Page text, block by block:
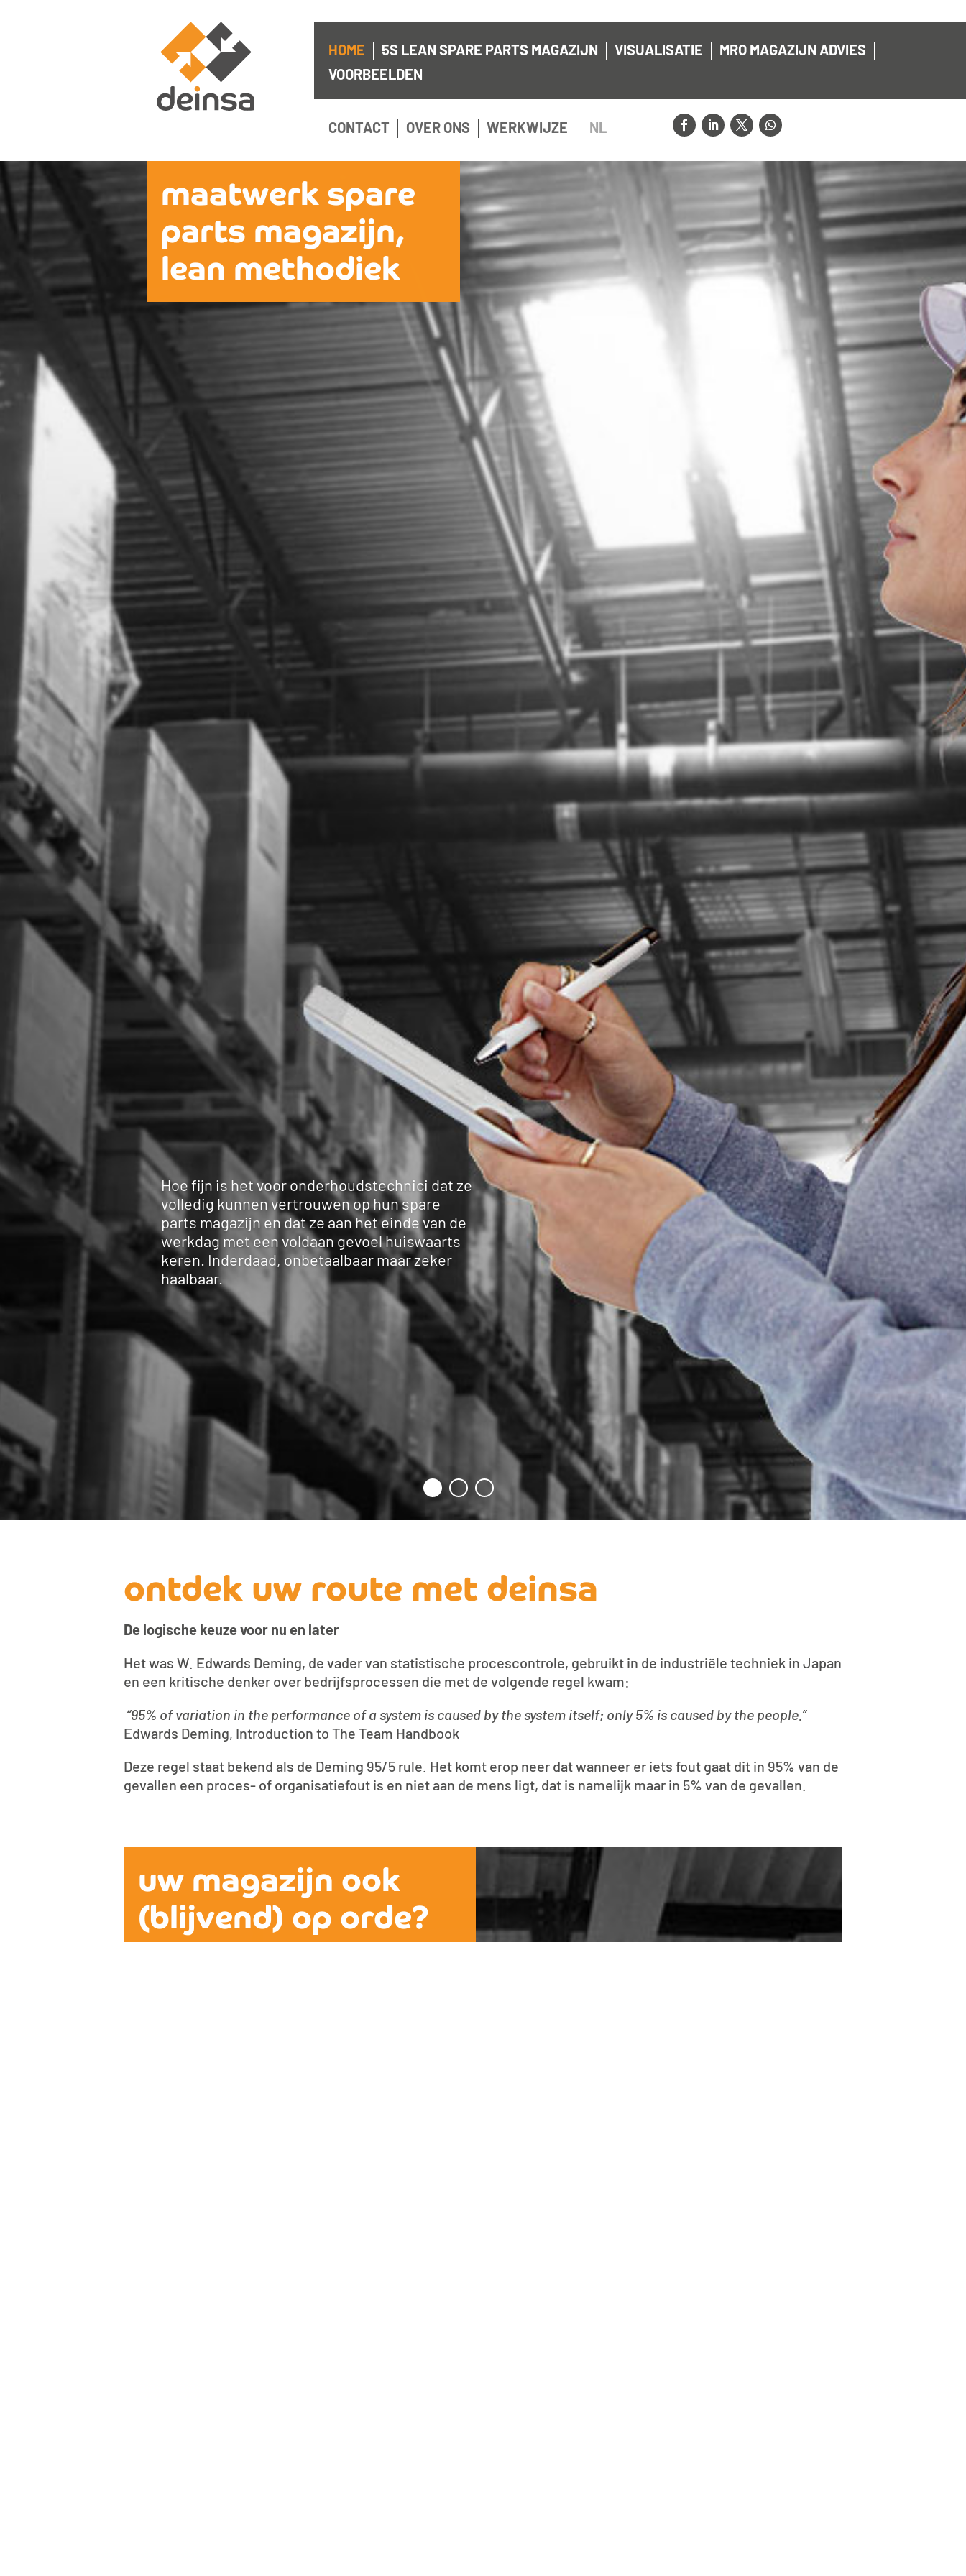
HOME 5S LEAN SPARE PARTS MAGAZIJN VISUALISATIE
MRO MAGAZIJN ADVIES
VOORBEELDEN
CONTACT OVER ONS WERKWIJZE NL
maatwerk spare
parts magazijn,
lean methodiek
Hoe fijn is het voor onderhoudstechnici dat ze
volledig kunnen vertrouwen op hun spare parts
magazijn en dat ze aan het einde van de
werkdag met een voldaan gevoel huiswaarts
keren. Inderdaad, onbetaalbaar maar zeker
haalbaar.
ontdek uw route met deinsa
De logische keuze voor nu en later
Het was W. Edwards Deming, de vader van statistische procescontrole, gebruikt in de industriële techniek in Japan
en een kritische denker over bedrijfsprocessen die met de volgende regel kwam:
“95% of variation in the performance of a system is caused by the system itself; only 5% is caused by the people.”
Edwards Deming, Introduction to The Team Handbook
Deze regel staat bekend als de Deming 95/5 rule. Het komt erop neer dat wanneer er iets fout gaat dit in 95% van de
gevallen een proces- of organisatiefout is en niet aan de mens ligt, dat is namelijk maar in 5% van de gevallen.
uw magazijn ook
(blijvend) op orde?